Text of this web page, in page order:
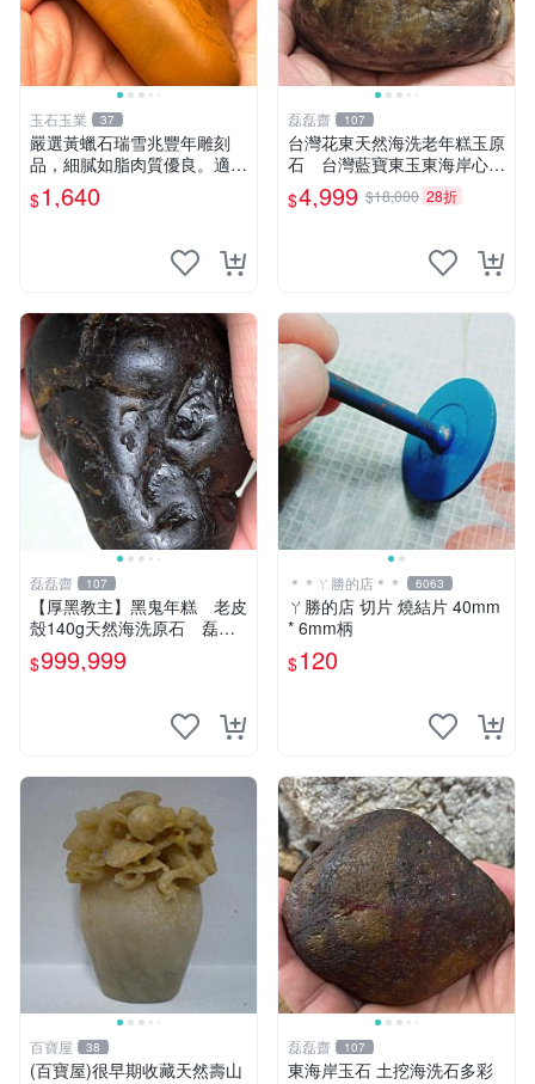
玉石玉業 37
嚴選黃蠟石瑞雪兆豐年雕刻
品，細膩如脂肉質優良。適合
收藏與擺放。 瑞雪兆豐年 黃
蠟石 雕刻品
$1,640
磊磊齋 107
台灣花東天然海洗老年糕玉原
石 台灣藍寶東玉東海岸心臟
石黑年糕玉血絲血絲玉髓秀姑
玉鳳梨芋仔玉石雕茶盤石雕龜
$4,999 $18,000 28折
磊磊齋 107
【厚黑教主】黑鬼年糕 老皮
殼140g天然海洗原石 磊磊
齋臺灣花東玉東海岸台灣藍寶
石東玉心臟石皮蛋青老麥芽魚
$999,999
＊＊ㄚ勝的店＊＊ 6063
ㄚ勝的店 切片 燒結片 40mm
* 6mm柄
$120
百寶屋 38
(百寶屋)很早期收藏天然壽山
磊磊齋 107
東海岸玉石 土挖海洗石多彩